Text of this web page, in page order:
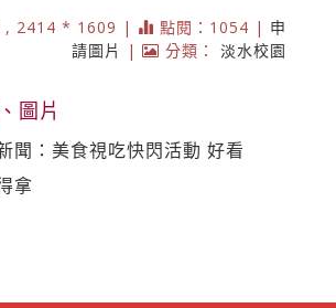
, 2414 * 1609 | 點閱：1054 | 申
請圖片
| 分類： 淡水校園
圖片
聞：美食視吃快閃活動 好看
拿